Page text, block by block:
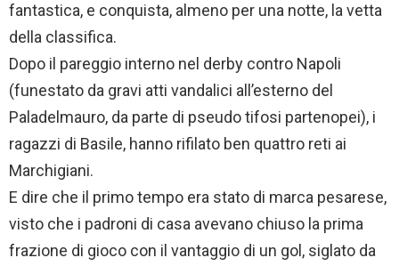
fantastica, e conquista, almeno per una notte, la vetta
della classifica.
Dopo il pareggio interno nel derby contro Napoli
(funestato da gravi atti vandalici all’esterno del
Paladelmauro, da parte di pseudo tifosi partenopei), i
ragazzi di Basile, hanno rifilato ben quattro reti ai
Marchigiani.
E dire che il primo tempo era stato di marca pesarese,
visto che i padroni di casa avevano chiuso la prima
frazione di gioco con il vantaggio di un gol, siglato da